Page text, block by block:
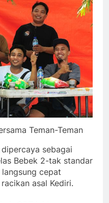
Teman-Teman
sebagai
Bebek 2-tak standar
cepat
asal Kediri.